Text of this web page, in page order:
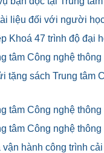
liệu đối với người
Khoá 47 trình độ đại
tâm Công nghệ
tặng sách Trung
tâm Công nghệ
tâm Công nghệ
hành công trình